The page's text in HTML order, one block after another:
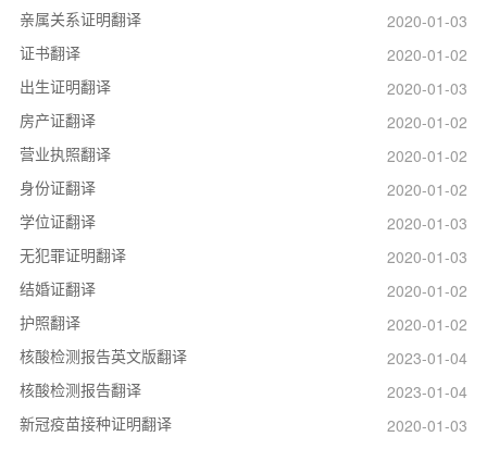
亲属关系证明翻译
2020-01-03
证书翻译
2020-01-02
出生证明翻译
2020-01-03
房产证翻译
2020-01-02
营业执照翻译
2020-01-02
身份证翻译
2020-01-02
学位证翻译
2020-01-03
无犯罪证明翻译
2020-01-03
结婚证翻译
2020-01-02
护照翻译
2020-01-02
核酸检测报告英文版翻译
2023-01-04
核酸检测报告翻译
2023-01-04
新冠疫苗接种证明翻译
2020-01-03